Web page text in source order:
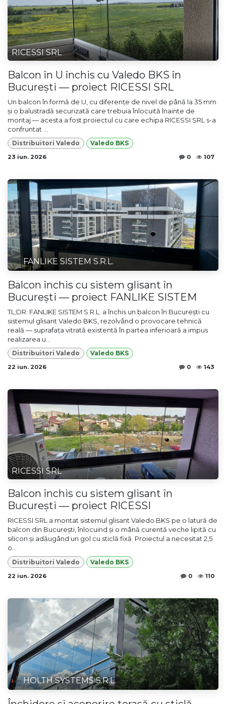
RICESSI SRL
Balcon în U închis cu Valedo BKS în
București — proiect RICESSI SRL
Un balcon în formă de U, cu diferențe de nivel de până la 35 mm
și o balustradă securizată care trebuia înlocuită înainte de
montaj — acesta a fost proiectul cu care echipa RICESSI SRL s-a
confruntat ...
Distribuitori Valedo Valedo BKS
23 iun. 2026 0 107
FANLIKE SISTEM S.R.L.
Balcon închis cu sistem glisant în
București — proiect FANLIKE SISTEM
TL;DR: FANLIKE SISTEM S.R.L. a închis un balcon în București cu
sistemul glisant Valedo BKS, rezolvând o provocare tehnică
reală — suprafața vitrată existentă în partea inferioară a impus
realizarea u...
Distribuitori Valedo Valedo BKS
22 iun. 2026 0 143
RICESSI SRL
Balcon închis cu sistem glisant în
București — proiect RICESSI
RICESSI SRL a montat sistemul glisant Valedo BKS pe o latură de
balcon din București, înlocuind și o mână curentă veche lipită cu
silicon și adăugând un gol cu sticlă fixă. Proiectul a necesitat 2,5
o...
Distribuitori Valedo Valedo BKS
22 iun. 2026 0 110
HOLTH SYSTEMS S.R.L.